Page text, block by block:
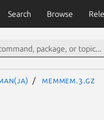
Search Browse
memmem.3.gz